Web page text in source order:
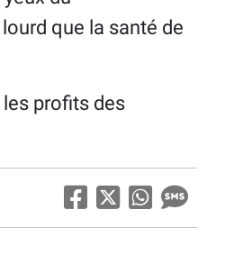
que la santé de
les profits des